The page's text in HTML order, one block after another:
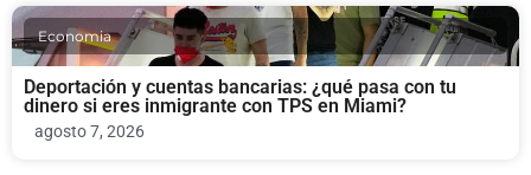
Economia
Deportación y cuentas bancarias: ¿qué pasa con tu
dinero si eres inmigrante con TPS en Miami?
agosto 7, 2026